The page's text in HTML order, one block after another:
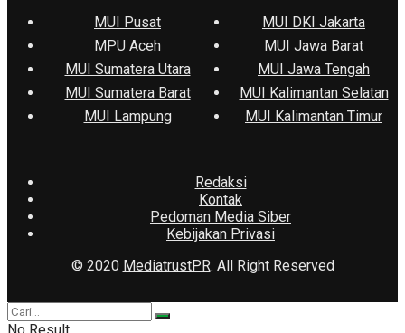
MUI Pusat
MPU Aceh
MUI Sumatera Utara
MUI Sumatera Barat
MUI Lampung
MUI DKI Jakarta
MUI Jawa Barat
MUI Jawa Tengah
MUI Kalimantan Selatan
MUI Kalimantan Timur
Redaksi
Kontak
Pedoman Media Siber
Kebijakan Privasi
© 2020 MediatrustPR. All Right Reserved